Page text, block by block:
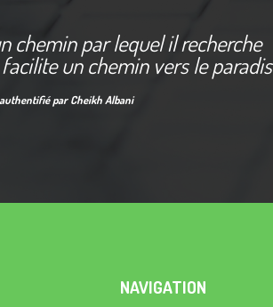
chemin par lequel il recherche
un chemin vers le paradis
par Cheikh Albani
NAVIGATION